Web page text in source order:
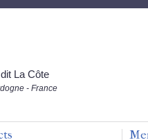
La Côte
- France